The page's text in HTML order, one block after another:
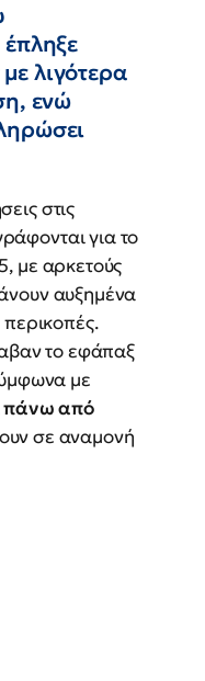
λιγότερα
ενώ
στις
για το
με αρκετούς
αυξημένα
το εφάπαξ
με
πάνω από
σε αναμονή